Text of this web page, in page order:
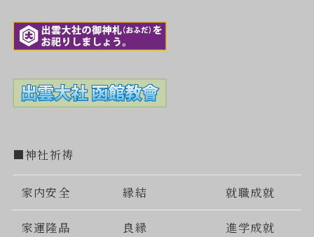
■神社祈祷
家内安全 縁結 就職成就
家運隆晶 良縁 進学成就